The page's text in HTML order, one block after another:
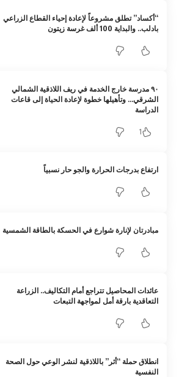
“أكساد” تطلق مشروعاً لإعادة إحياء القطاع الزراعي
بادلب.. والبداية 100 ألف غرسة زيتون
٩٠ مدرسة خارج الخدمة في ريف اللاذقية الشمالي
الشرقي… وتأهيلها خطوة لإعادة الحياة إلى قاعات
الدراسة
1
ارتفاع بدرجات الحرارة والجو حار نسبياً
مبادرتان لإنارة شوارع في الحسكة بالطاقة الشمسية
عائدات المحاصيل تتراجع أمام التكاليف.. الزراعة
التعاقدية بارقة أمل لمواجهة التبعات
انطلاق حملة “أثر” باللاذقية لنشر الوعي حول الصحة
النفسية